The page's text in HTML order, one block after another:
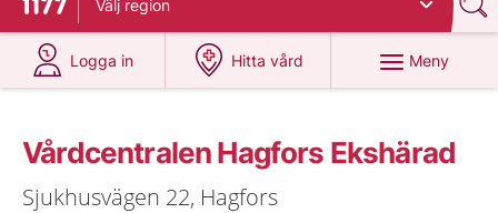
Till startsidan för 1177
Välj region
Logga in
på 1177.se
Hitta vård
på 1177.se
Meny
Vårdcentralen Hagfors Ekshärad
Sjukhusvägen 22, Hagfors